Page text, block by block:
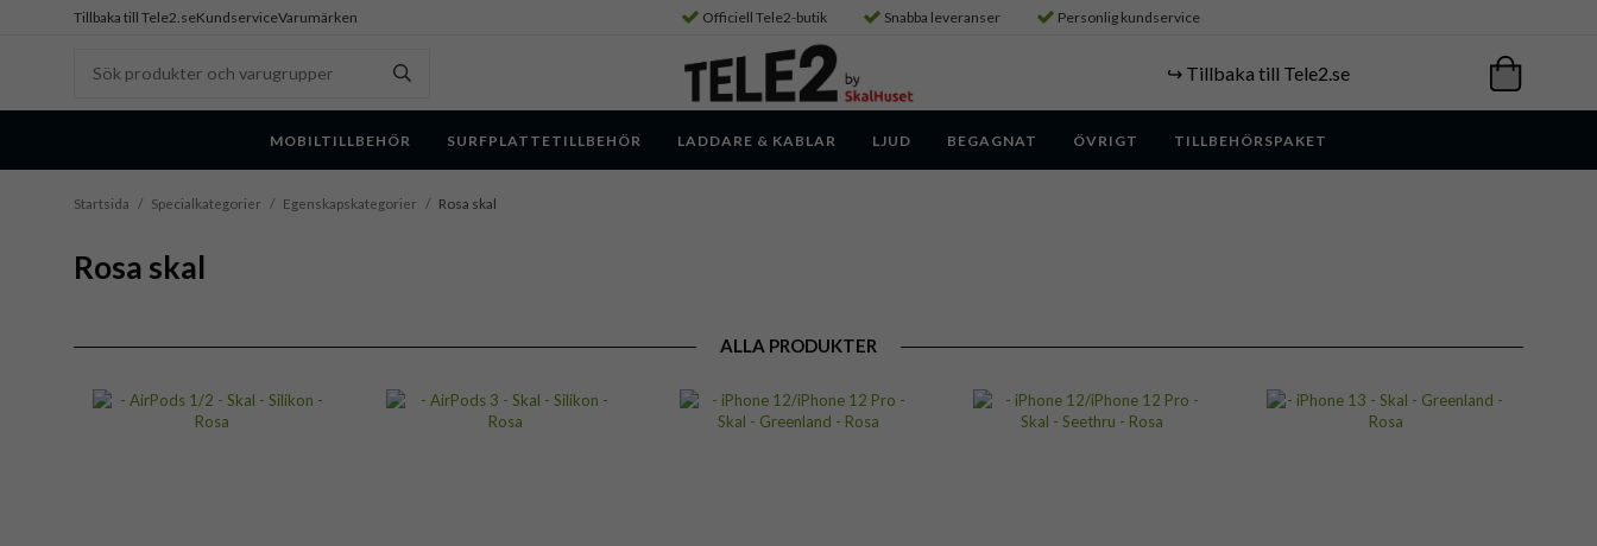
Tillbaka till Tele2.seKundserviceVarumärken Officiell Tele2-butik Snabba leveranser Personlig kundservice
↪️ Tillbaka till Tele2.se
MOBILTILLBEHÖR SURFPLATTETILLBEHÖR LADDARE & KABLAR LJUD BEGAGNAT ÖVRIGT TILLBEHÖRSPAKET
Startsida / Specialkategorier / Egenskapskategorier / Rosa skal
Rosa skal
ALLA PRODUKTER